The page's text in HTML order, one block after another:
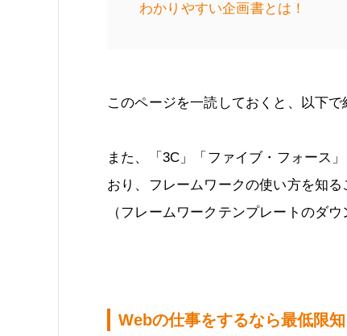
わかりやすい企画書とは！
このページを一読しておくと、以下
また、「3C」「ファイブ・フォース
おり、フレームワークの使い方を知る
（フレームワークテンプレートのダ
Webの仕事をするなら最低限